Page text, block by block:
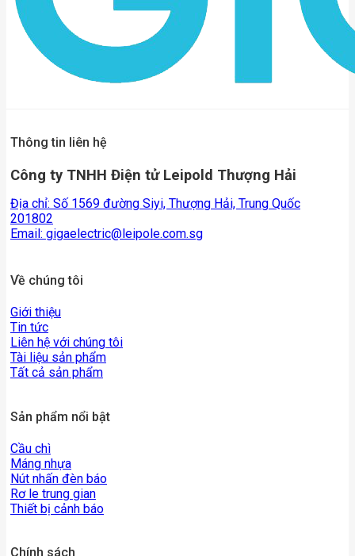
Thông tin liên hệ
Công ty TNHH Điện tử Leipold Thượng Hải
Địa chỉ: Số 1569 đường Siyi, Thượng Hải, Trung Quốc
201802
Email: gigaelectric@leipole.com.sg
Về chúng tôi
Giới thiệu
Tin tức
Liên hệ với chúng tôi
Tài liệu sản phẩm
Tất cả sản phẩm
Sản phẩm nổi bật
Cầu chì
Máng nhựa
Nút nhấn đèn báo
Rơ le trung gian
Thiết bị cảnh báo
Chính sách